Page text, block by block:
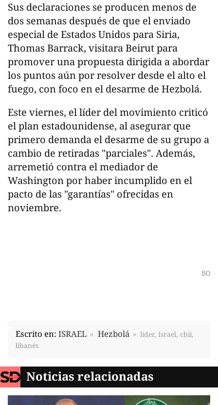
Sus declaraciones se producen menos de
dos semanas después de que el enviado
especial de Estados Unidos para Siria,
Thomas Barrack, visitara Beirut para
promover una propuesta dirigida a abordar
los puntos aún por resolver desde el alto el
fuego, con foco en el desarme de Hezbolá.
Este viernes, el líder del movimiento criticó
el plan estadounidense, al asegurar que
primero demanda el desarme de su grupo a
cambio de retiradas "parciales". Además,
arremetió contra el mediador de
Washington por haber incumplido en el
pacto de las "garantías" ofrecidas en
noviembre.
80
Escrito en: ISRAEL Hezbolá
líder, Israel, chií,
libanés
Noticias relacionadas